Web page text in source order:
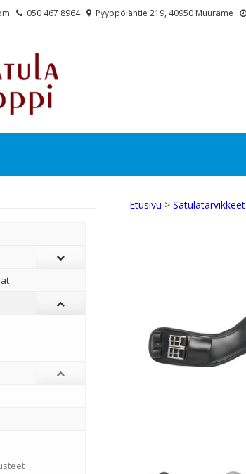
050 467 8964 Pyyppöläntie 219, 40950 Muurame
Etusivu > Satulatarvikkeet